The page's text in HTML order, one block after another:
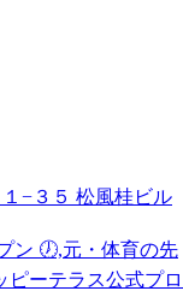
−３５ 松風桂ビル
ン 🕖,元・体育の先
ピーテラス公式プロ